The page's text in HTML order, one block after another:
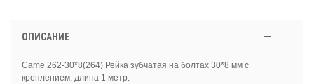
ОПИСАНИЕ
Came 262-30*8(264) Рейка зубчатая на болтах 30*8 мм с
креплением, длина 1 метр.